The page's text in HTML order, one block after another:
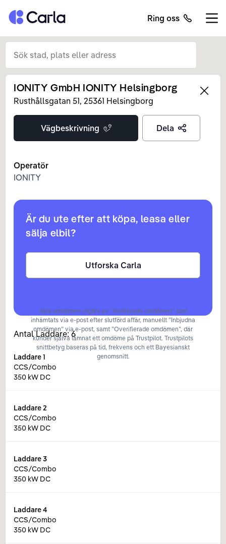
Tillbaka till startsidan Ring oss
Left
IONITY GmbH IONITY Helsingborg
Rusthållsgatan 51, 25361 Helsingborg
Vägbeskrivning Dela
Operatör
IONITY
Är du ute efter att köpa, leasa eller
sälja elbil?
Utforska Carla
Våra omdömen utgörs av ”Verifierade omdömen” som
inhämtats via e-post efter slutförd affär, manuellt ”Inbjudna
omdömen” via e-post, samt ”Overifierade omdömen”, där
kunder själva lämnat ett omdöme på Trustpilot. Trustpilots
snittbetyg baseras på tid, frekvens och ett Bayesianskt
genomsnitt.
Antal Laddare:6
Laddare1
CCS/Combo
350 kW DC
Laddare2
CCS/Combo
350 kW DC
Laddare3
CCS/Combo
350 kW DC
Laddare4
CCS/Combo
350 kW DC